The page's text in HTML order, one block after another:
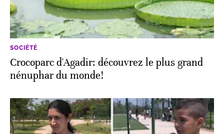
SOCIÉTÉ
Crocoparc d'Agadir: découvrez le plus grand
nénuphar du monde!